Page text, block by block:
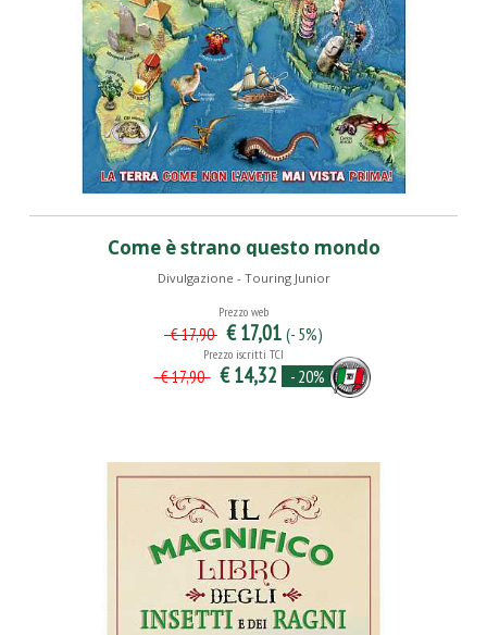
Come è strano questo mondo
Divulgazione - Touring Junior
Prezzo web
€ 17,90 € 17,01 (- 5%)
Prezzo iscritti TCI
€ 17,90 € 14,32 - 20%